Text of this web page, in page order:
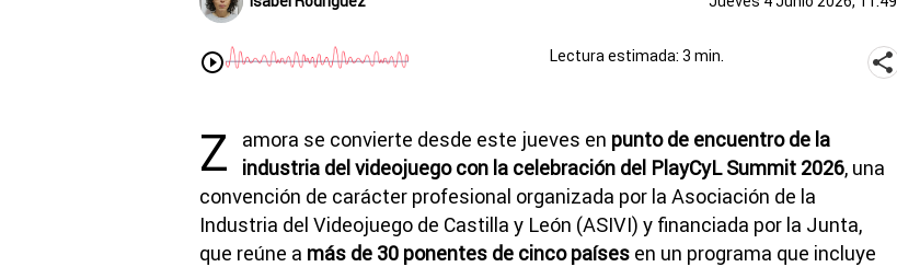
Lectura estimada: 3 min.
Z amora se convierte desde este jueves en punto de encuentro de la
industria del videojuego con la celebración del PlayCyL Summit 2026, una
convención de carácter profesional organizada por la Asociación de la
Industria del Videojuego de Castilla y León (ASIVI) y financiada por la Junta,
que reúne a más de 30 ponentes de cinco países en un programa que incluye